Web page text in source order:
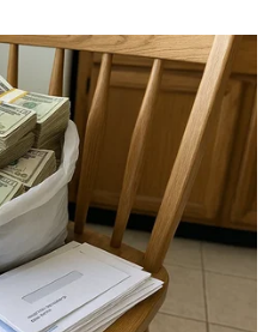
Tin Công nghệ
Trải nghiệm
Chuyển đổi số